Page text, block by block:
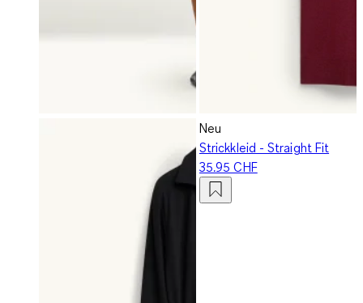
Neu
Strickkleid - Straight Fit
35.95 CHF